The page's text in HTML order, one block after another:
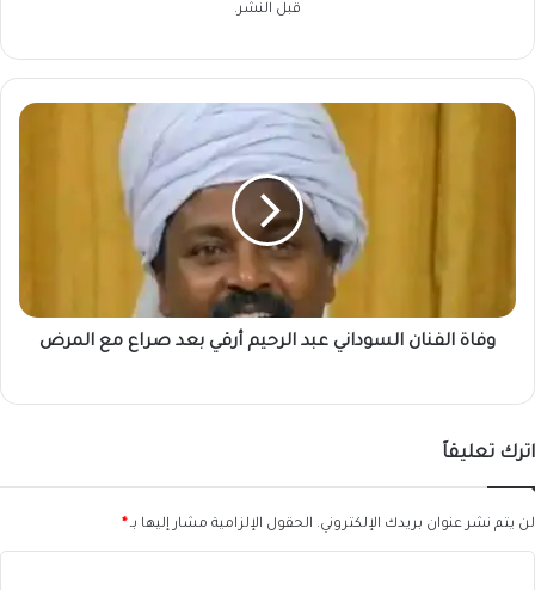
قبل النشر.
وفاة
مع
المرض
وفاة الفنان السوداني عبد الرحيم أرقي بعد صراع مع المرض
اترك تعليقاً
لن يتم نشر عنوان بريدك الإلكتروني. الحقول الإلزامية مشار إليها بـ*